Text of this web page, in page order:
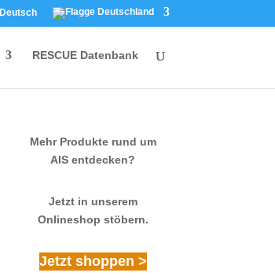
Deutsch
RESCUE Datenbank
Mehr Produkte rund um
AIS entdecken?
Jetzt in unserem
Onlineshop stöbern.
Jetzt shoppen >